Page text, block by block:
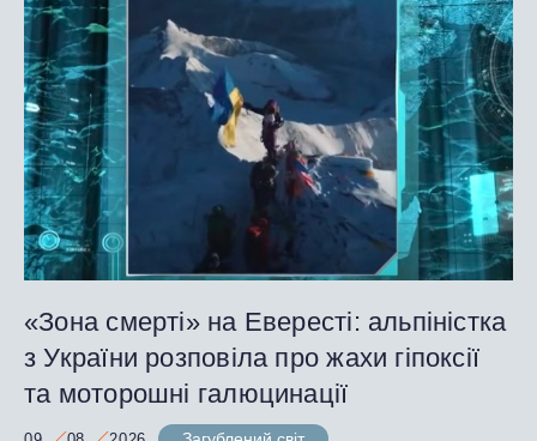
«Зона смерті» на Евересті: альпіністка
з України розповіла про жахи гіпоксії
та моторошні галюцинації